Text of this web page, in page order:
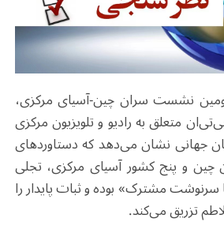
نشست سران چین-آسیای مرکزی،
متعلق به رادیو و تلویزیون مرکزی
جهانی نشان می‌دهد که دستاوردهای
چین و پنج کشور آسیای مرکزی، تجلی
مشترک» بوده و ثبات پایدار را
تزریق می‌کند.